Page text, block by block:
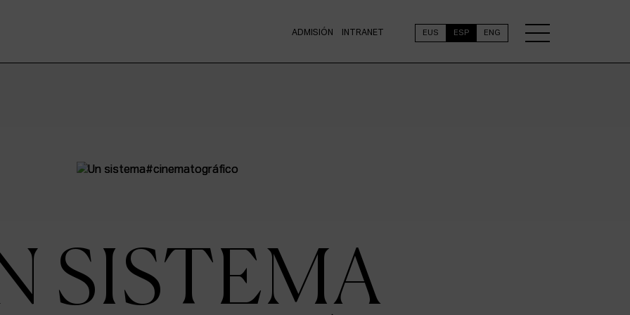
ADMISIÓN INTRANET EUS ESP ENG
SISTEMA